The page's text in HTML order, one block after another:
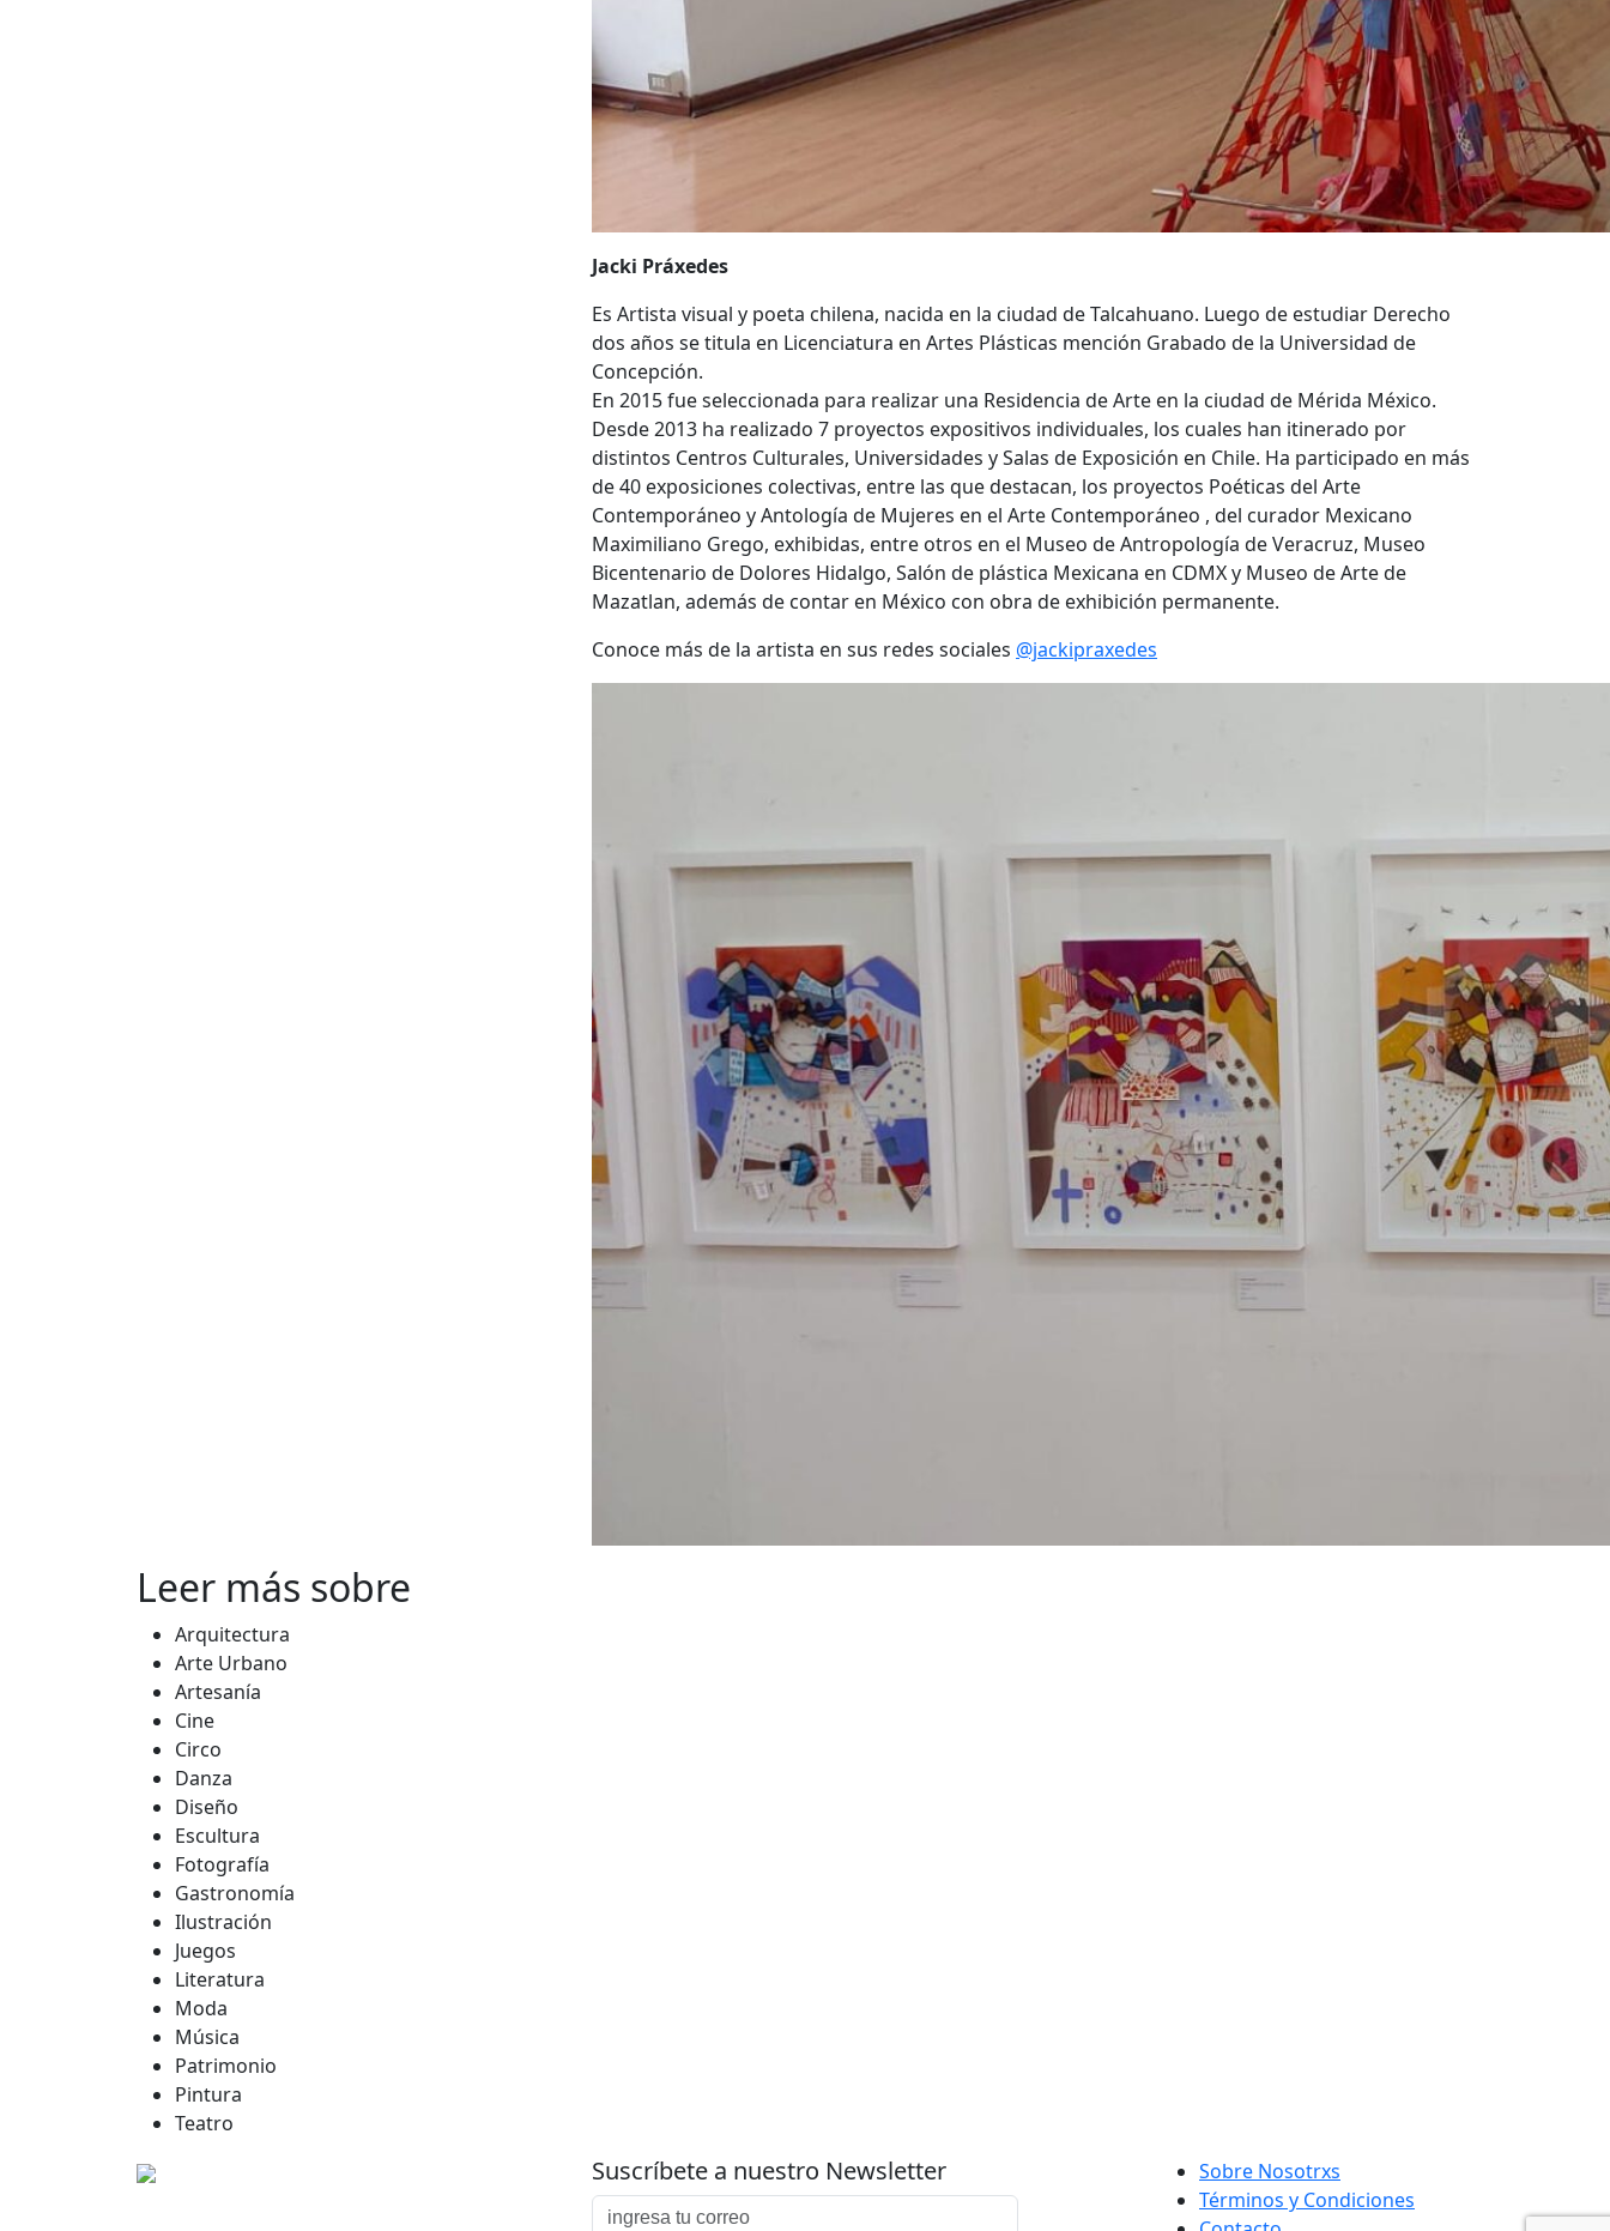
Jacki Práxedes
Es Artista visual y poeta chilena, nacida en la ciudad de Talcahuano. Luego de estudiar Derecho
dos años se titula en Licenciatura en Artes Plásticas mención Grabado de la Universidad de
Concepción.
En 2015 fue seleccionada para realizar una Residencia de Arte en la ciudad de Mérida México.
Desde 2013 ha realizado 7 proyectos expositivos individuales, los cuales han itinerado por
distintos Centros Culturales, Universidades y Salas de Exposición en Chile. Ha participado en más
de 40 exposiciones colectivas, entre las que destacan, los proyectos Poéticas del Arte
Contemporáneo y Antología de Mujeres en el Arte Contemporáneo , del curador Mexicano
Maximiliano Grego, exhibidas, entre otros en el Museo de Antropología de Veracruz, Museo
Bicentenario de Dolores Hidalgo, Salón de plástica Mexicana en CDMX y Museo de Arte de
Mazatlan, además de contar en México con obra de exhibición permanente.
Conoce más de la artista en sus redes sociales @jackipraxedes
Leer más sobre
Arquitectura
Arte Urbano
Artesanía
Cine
Circo
Danza
Diseño
Escultura
Fotografía
Gastronomía
Ilustración
Juegos
Literatura
Moda
Música
Patrimonio
Pintura
Teatro
Suscríbete a nuestro Newsletter
Sobre Nosotrxs
Términos y Condiciones